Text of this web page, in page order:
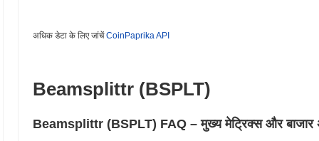
अधिक डेटा के लिए जांचेंCoinPaprika API
Beamsplittr (BSPLT)
Beamsplittr (BSPLT) FAQ – मुख्य मेट्रिक्स और बाजार